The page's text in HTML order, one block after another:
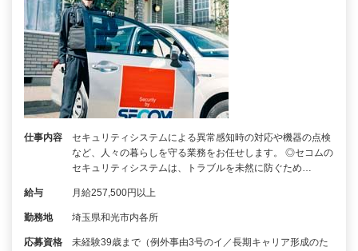
仕事内容
セキュリティシステムによる異常感知時の対応や機器の点検
など、人々の暮らしを守る業務をお任せします。 ◎セコムの
セキュリティシステムは、トラブルを未然に防ぐため…
給与 月給257,500円以上
勤務地 埼玉県和光市内各所
応募資格
未経験39歳まで（例外事由3号のイ／長期キャリア形成のた